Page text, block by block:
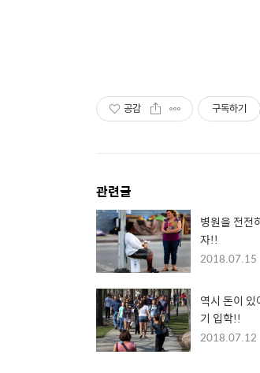
공감 구독하기
관련글
병원을 전전
자!!
2018.07.15
역시 돈이
기 입학!!
2018.07.12